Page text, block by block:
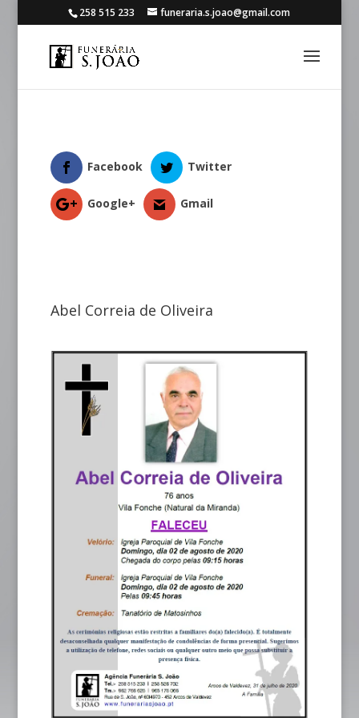
258 515 233 funeraria.s.joao@gmail.com
Facebook Twitter
Google+ Gmail
Abel Correia de Oliveira